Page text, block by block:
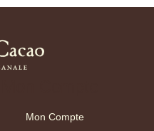
Mon Compte